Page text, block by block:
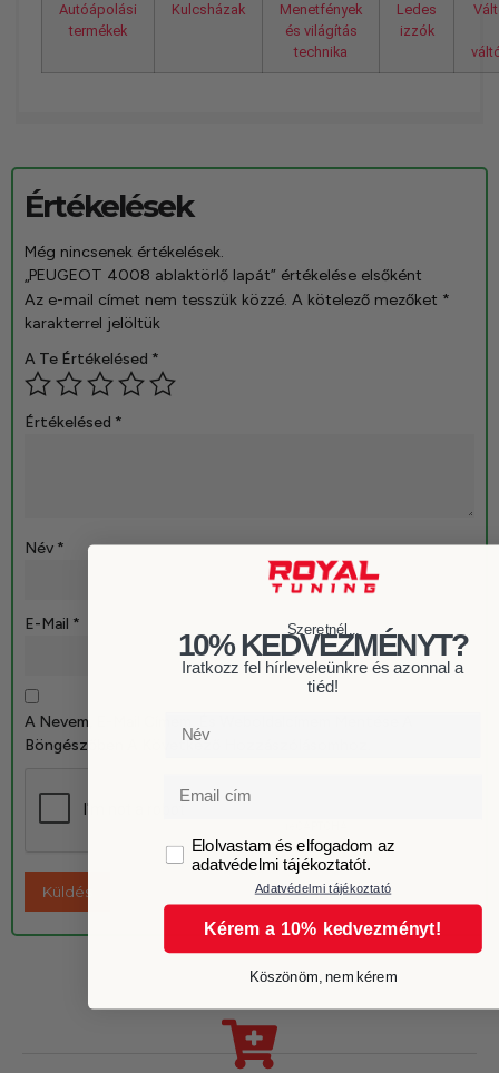
Autóápolási
termékek
Kulcsházak
Menetfények
és világítás
technika
Ledes
izzók
Értékelések
Még nincsenek értékelések.
„PEUGEOT 4008 ablaktörlő lapát” értékelése elsőként
Az e-mail címet nem tesszük közzé. A kötelező mezőket *
karakterrel jelöltük
A Te Értékelésed *
Értékelésed *
Név *
E-Mail *
A Nevem, E-Mail Címem, És Weboldalcímem Mentése A
Böngészőben A Következő Hozzászólásomhoz.
Szeretnél...
10% KEDVEZMÉNYT?
Iratkozz fel hírleveleünkre és azonnal a
tiéd!
Név
Email
GDPRElolvastam és elfogadom az
adatvédelmi tájékoztatót.
Adatvédelmi tájékoztató
Kérem a 10% kedvezményt!
Köszönöm, nem kérem